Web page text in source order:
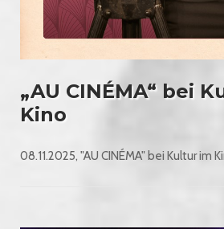
„AU CINÉMA“ bei
Kino
08.11.2025, "AU CINÉMA" bei Kultur im